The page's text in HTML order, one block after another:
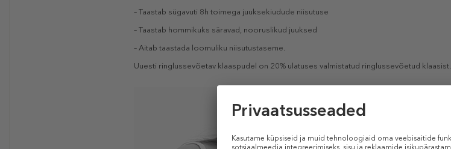
– Taastab sügavuti 8h toimega juuksekiudude niisutuse
– Taastab hommikuks säravad, nooruslikud juuksed
– Aitab taastada loomuliku niisutustaseme.
Uuesti ringlussevõetav klaaspudel on 20% ulatuses valmistatud ringlussevõetud klaasist.